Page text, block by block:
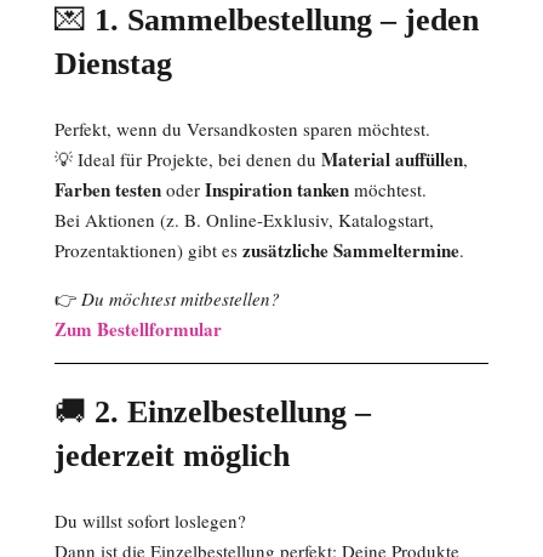
💌 1. Sammelbestellung – jeden
Dienstag
Perfekt, wenn du Versandkosten sparen möchtest.
💡 Ideal für Projekte, bei denen du Material auffüllen,
Farben testen oder Inspiration tanken möchtest.
Bei Aktionen (z. B. Online-Exklusiv, Katalogstart,
Prozentaktionen) gibt es zusätzliche Sammeltermine.
👉 Du möchtest mitbestellen?
Zum Bestellformular
🚚 2. Einzelbestellung –
jederzeit möglich
Du willst sofort loslegen?
Dann ist die Einzelbestellung perfekt: Deine Produkte